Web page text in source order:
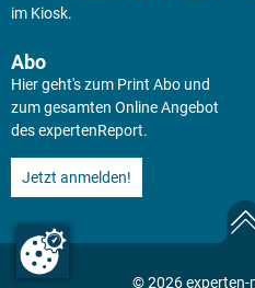
im Kiosk.
Abo
Hier geht's zum Print Abo und
zum gesamten Online Angebot
des expertenReport.
Jetzt anmelden!
© 2026 experten-